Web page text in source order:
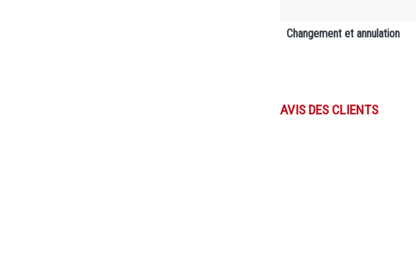
Changement et annulation
AVIS DES CLIENTS